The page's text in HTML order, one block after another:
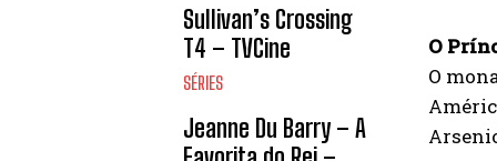
Sullivan’s Crossing
T4 – TVCine
SÉRIES
Jeanne Du Barry – A
O
O